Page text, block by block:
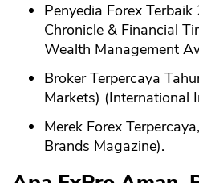
Penyedia Forex
Chronicle & Financial
Wealth Management
Broker Terpercaya
Markets) (International
Merek Forex
Brands Magazine).